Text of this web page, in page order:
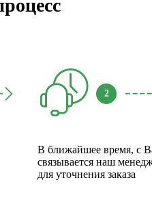
2
В ближайшее время, с
связывается наш
для уточнения заказа